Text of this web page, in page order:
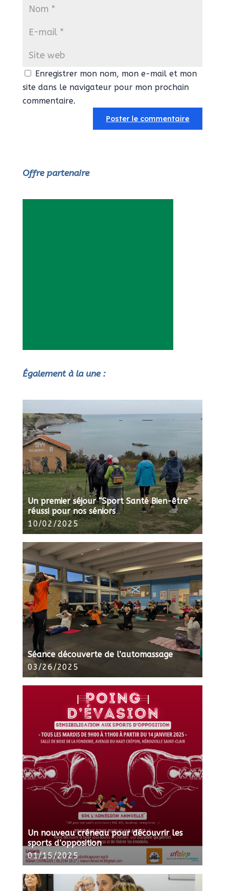
Enregistrer mon nom, mon e-mail et mon
site dans le navigateur pour mon prochain
commentaire.
Offre partenaire
Également à la une :
Un premier séjour “Sport Santé Bien-être”
réussi pour nos séniors
10/02/2025
Séance découverte de l’automassage
03/26/2025
Un nouveau créneau pour découvrir les
sports d’opposition
01/15/2025